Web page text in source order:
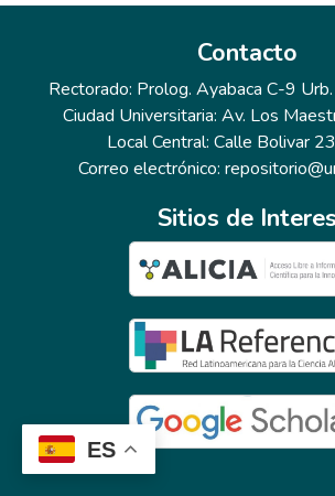
ES
Contacto
Rectorado: Prolog. Ayabaca C-9 Urb.
Ciudad Universitaria: Av. Los
Local Central: Calle Bolivar
Correo electrónico:
Sitios de Interes